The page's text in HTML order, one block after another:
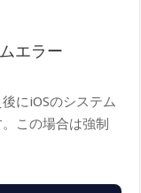
エラー
にiOSのシステム
この場合は強制